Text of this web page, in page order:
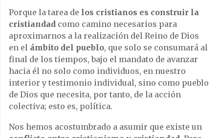
Porque la tarea de los cristianos es construir la
cristiandad como camino necesarios para
aproximarnos a la realización del Reino de Dios
en el ámbito del pueblo, que solo se consumará al
final de los tiempos, bajo el mandato de avanzar
hacia él no solo como individuos, en nuestro
interior y testimonio individual, sino como pueblo
de Dios que necesita, por tanto, de la acción
colectiva; esto es, política.
Nos hemos acostumbrado a asumir que existe un